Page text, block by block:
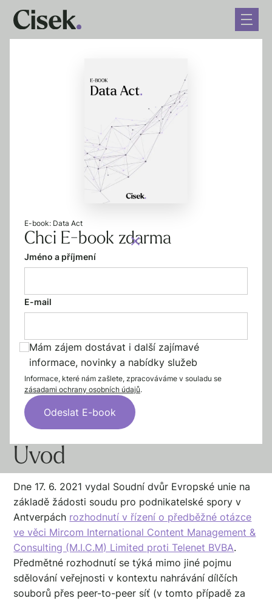
E-book: Data Act
Chci E-book zdarma
Jméno a příjmení
E-mail
Mám zájem dostávat i další zajímavé
informace, novinky a nabídky služeb
Informace, které nám zašlete, zpracováváme v souladu se
zásadami ochrany osobních údajů.
Peer-to-peer sítě:
Sdělování osobních údajů
nositelům práv duševního
vlastnictví (C-597/19)
26. 10. 2021 4 minuty čtení
Úvod
Dne 17. 6. 2021 vydal Soudní dvůr Evropské unie na
základě žádosti soudu pro podnikatelské spory v
Antverpách rozhodnutí v řízení o předběžné otázce
ve věci Mircom International Content Management &
Consulting (M.I.C.M) Limited proti Telenet BVBA.
Předmětné rozhodnutí se týká mimo jiné pojmu
sdělování veřejnosti v kontextu nahrávání dílčích
souborů přes peer-to-peer síť (v tomto případě za